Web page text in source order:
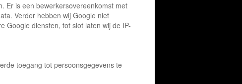
Er is een bewerkersovereenkomst met
Verder hebben wij Google niet
Google diensten, tot slot laten wij de IP-
toegang tot persoonsgegevens te